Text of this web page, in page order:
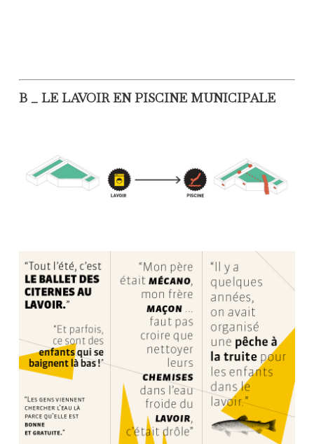
B _ LE LAVOIR EN PISCINE MUNICIPALE